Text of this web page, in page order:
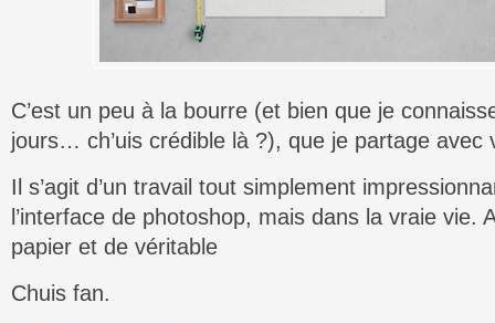
C’est un peu à la bourre (et bien que je
jours… ch’uis crédible là ?), que je partage avec
Il s’agit d’un travail tout simplement
l’interface de photoshop, mais dans la vraie vie.
papier et de véritable
Chuis fan.